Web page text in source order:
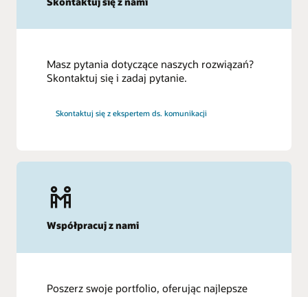
Masz pytania dotyczące naszych rozwiązań?
Skontaktuj się i zadaj pytanie.
Skontaktuj się z ekspertem ds. komunikacji
Współpracuj z nami
Poszerz swoje portfolio, oferując najlepsze